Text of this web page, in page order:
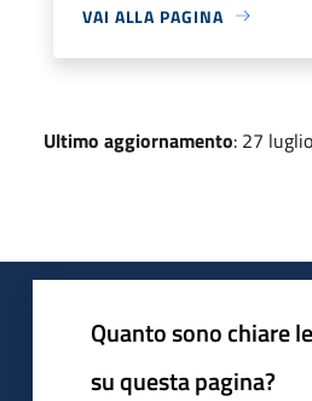
VAI ALLA PAGINA
Ultimo aggiornamento: 27
Quanto sono chiare
su questa pagina?